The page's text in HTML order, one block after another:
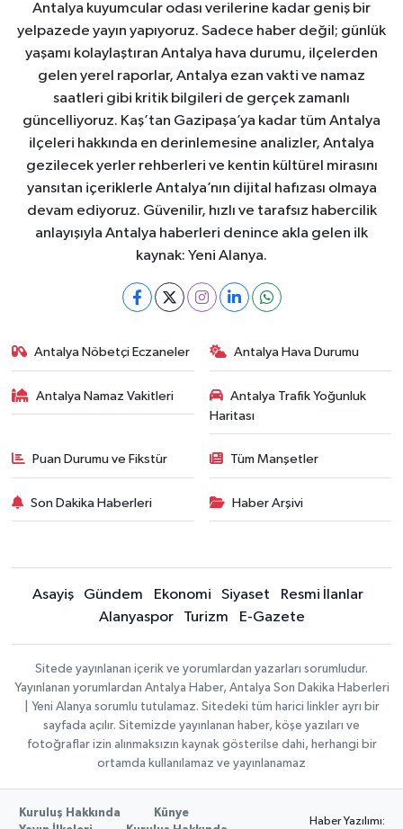
Antalya kuyumcular odası verilerine kadar geniş bir
yelpazede yayın yapıyoruz. Sadece haber değil; günlük
yaşamı kolaylaştıran Antalya hava durumu, ilçelerden
gelen yerel raporlar, Antalya ezan vakti ve namaz
saatleri gibi kritik bilgileri de gerçek zamanlı
güncelliyoruz. Kaş’tan Gazipaşa’ya kadar tüm Antalya
ilçeleri hakkında en derinlemesine analizler, Antalya
gezilecek yerler rehberleri ve kentin kültürel mirasını
yansıtan içeriklerle Antalya’nın dijital hafızası olmaya
devam ediyoruz. Güvenilir, hızlı ve tarafsız habercilik
anlayışıyla Antalya haberleri denince akla gelen ilk
kaynak: Yeni Alanya.
Antalya Nöbetçi Eczaneler Antalya Hava Durumu
Antalya Namaz Vakitleri
Antalya Trafik Yoğunluk
Haritası
Puan Durumu ve Fikstür Tüm Manşetler
Son Dakika Haberleri Haber Arşivi
Asayiş Gündem Ekonomi Siyaset
Resmi İlanlar
Alanyaspor
Turizm E-Gazete
Sitede yayınlanan içerik ve yorumlardan yazarları sorumludur.
Yayınlanan yorumlardan Antalya Haber, Antalya Son Dakika Haberleri
| Yeni Alanya sorumlu tutulamaz. Sitedeki tüm harici linkler ayrı bir
sayfada açılır. Sitemizde yayınlanan haber, köşe yazıları ve
fotoğraflar izin alınmaksızın kaynak gösterilse dahi, herhangi bir
ortamda kullanılamaz ve yayınlanamaz
Kuruluş Hakkında
Künye
Haber Yazılımı: